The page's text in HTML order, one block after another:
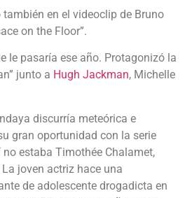
en el videoclip de Bruno
on the Floor”.
le pasaría ese año. Protagonizó la
junto a Hugh Jackman, Michelle
discurría meteórica e
gran oportunidad con la serie
no estaba Timothée Chalamet,
joven actriz hace una
de adolescente drogadicta en